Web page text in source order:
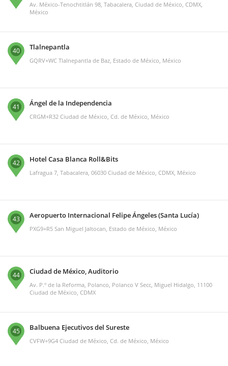
Av. México-Tenochtitlán 98, Tabacalera, Ciudad de México, CDMX,
México
40 Tlalnepantla
GQRV+WC Tlalnepantla de Baz, Estado de México, México
41 Ángel de la Independencia
CRGM+R32 Ciudad de México, Cd. de México, México
42 Hotel Casa Blanca Roll&Bits
Lafragua 7, Tabacalera, 06030 Ciudad de México, CDMX, México
43 Aeropuerto Internacional Felipe Ángeles (Santa Lucía)
PXG9+R5 San Miguel Jaltocan, Estado de México, México
44 Ciudad de México, Auditorio
Av. P.º de la Reforma, Polanco, Polanco V Secc, Miguel Hidalgo, 11100
Ciudad de México, CDMX
45 Balbuena Ejecutivos del Sureste
CVFW+9G4 Ciudad de México, Cd. de México, México